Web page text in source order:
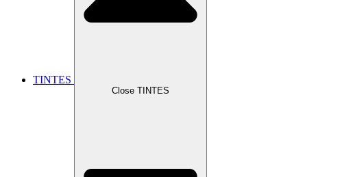
TINTES
Close TINTES